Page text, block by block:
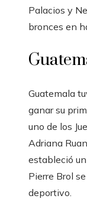
Palacios y
bronces en
Guatemala
ganar su
uno de los
Adriana
estableció
Pierre Brol
deportivo.